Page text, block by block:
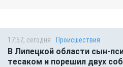
17:57, сегодня Происшествия
В Липецкой области сын-
тесаком и порешил двух